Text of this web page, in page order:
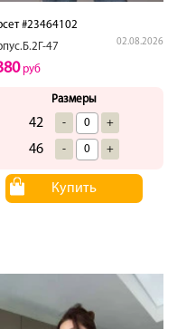
#23464102
47
02.08.2026
руб
Размеры
42 - +
46 - +
Купить